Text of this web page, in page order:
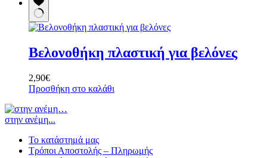
του
Βελονοθήκη πλαστική για βελόνες
2,90€
Προσθήκη στο καλάθι
στην ανέμη...
Το κατάστημά μας
Τρόποι Αποστολής – Πληρωμής